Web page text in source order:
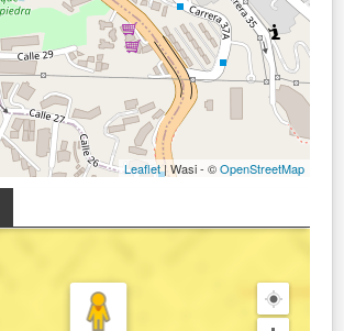
Leaflet| Wasi - ©OpenStreetMap